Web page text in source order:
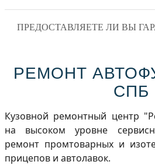
ПРЕДОСТАВЛЯЕТЕ ЛИ ВЫ
РЕМОНТ
СПБ
Кузовной ремонтный центр
на высоком уровне
ремонт промтоварных и
прицепов и автолавок.